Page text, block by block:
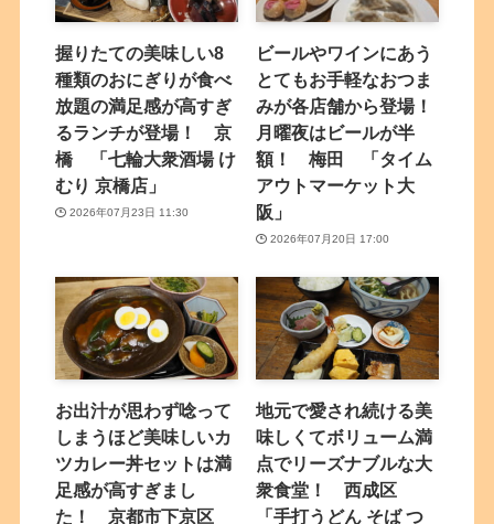
握りたての美味しい8
種類のおにぎりが食べ
放題の満足感が高すぎ
るランチが登場！ 京
橋 「七輪大衆酒場 け
むり 京橋店」
2026年07月23日 11:30
ビールやワインにあう
とてもお手軽なおつま
みが各店舗から登場！
月曜夜はビールが半
額！ 梅田 「タイム
アウトマーケット大
阪」
2026年07月20日 17:00
お出汁が思わず唸って
しまうほど美味しいカ
ツカレー丼セットは満
足感が高すぎまし
た！ 京都市下京区
地元で愛され続ける美
味しくてボリューム満
点でリーズナブルな大
衆食堂！ 西成区
「手打うどん そば つ